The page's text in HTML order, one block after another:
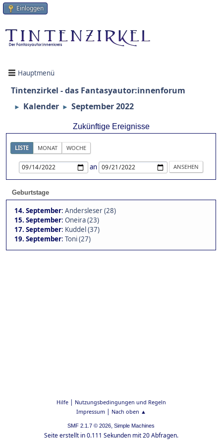
Einloggen
Hauptmenü
Tintenzirkel - das Fantasyautor:innenforum
► Kalender ► September 2022
Zukünftige Ereignisse
LISTE MONAT WOCHE
an
Geburtstage
14. September: Andersleser (28)
15. September: Oneira (23)
17. September: Kuddel (37)
19. September: Toni (27)
Hilfe| Nutzungsbedingungen und Regeln
Impressum| Nach oben ▲
SMF 2.1.7 © 2026, Simple Machines
Seite erstellt in 0.111 Sekunden mit 20 Abfragen.